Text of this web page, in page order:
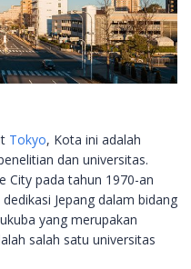
Tokyo, Kota ini adalah
dan universitas.
City pada tahun 1970-an
Jepang dalam bidang
yang merupakan
salah satu universitas